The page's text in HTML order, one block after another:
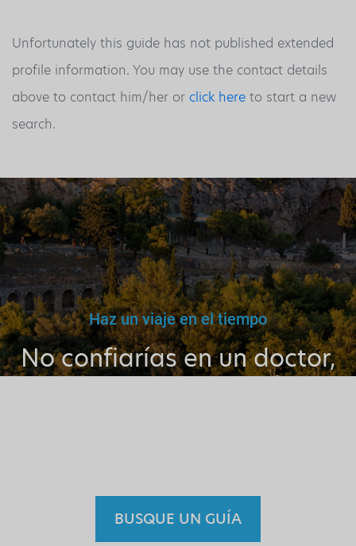
Unfortunately this guide has not published extended
profile information. You may use the contact details
above to contact him/her or click here to start a new
search.
Haz un viaje en el tiempo
No confiarías en un doctor,
maestro o conductor falso.
BUSQUE UN GUÍA